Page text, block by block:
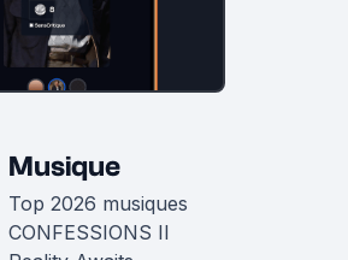
Musique
Top 2026 musiques
CONFESSIONS II